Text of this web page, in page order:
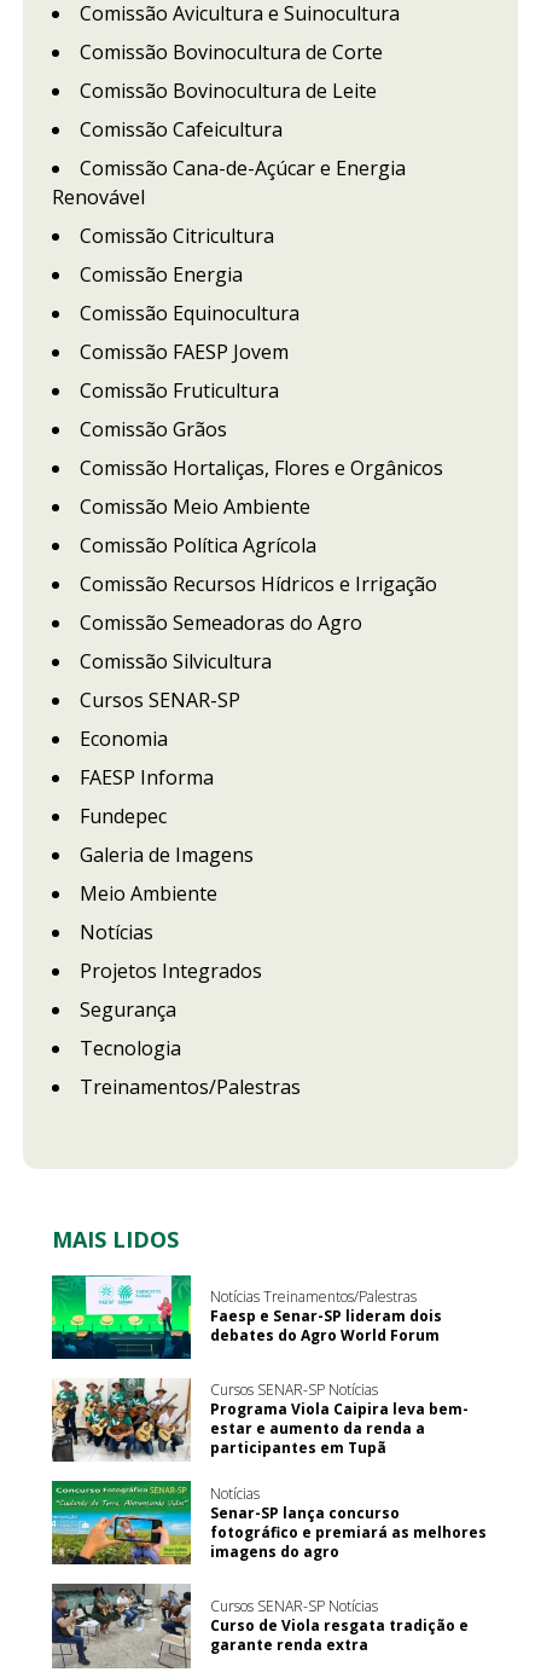
Comissão Avicultura e Suinocultura
Comissão Bovinocultura de Corte
Comissão Bovinocultura de Leite
Comissão Cafeicultura
Comissão Cana-de-Açúcar e Energia
Renovável
Comissão Citricultura
Comissão Energia
Comissão Equinocultura
Comissão FAESP Jovem
Comissão Fruticultura
Comissão Grãos
Comissão Hortaliças, Flores e Orgânicos
Comissão Meio Ambiente
Comissão Política Agrícola
Comissão Recursos Hídricos e Irrigação
Comissão Semeadoras do Agro
Comissão Silvicultura
Cursos SENAR-SP
Economia
FAESP Informa
Fundepec
Galeria de Imagens
Meio Ambiente
Notícias
Projetos Integrados
Segurança
Tecnologia
Treinamentos/Palestras
MAIS LIDOS
Notícias Treinamentos/Palestras
Faesp e Senar-SP lideram dois
debates do Agro World Forum
Cursos SENAR-SP Notícias
Programa Viola Caipira leva bem-
estar e aumento da renda a
participantes em Tupã
Notícias
Senar-SP lança concurso
fotográfico e premiará as melhores
imagens do agro
Cursos SENAR-SP Notícias
Curso de Viola resgata tradição e
garante renda extra